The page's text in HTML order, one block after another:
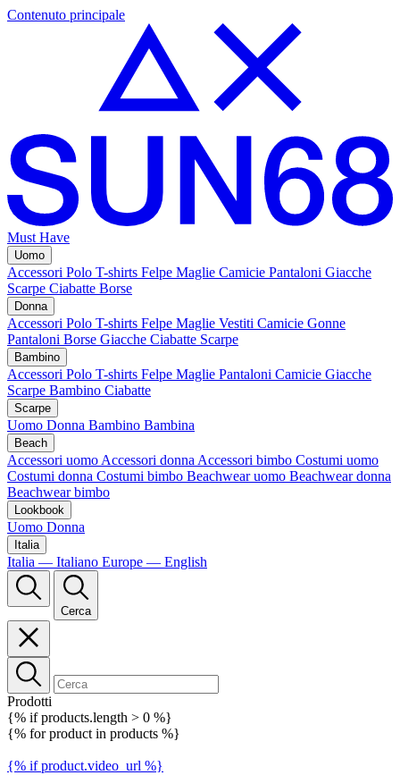
Contenuto principale
Must Have
Uomo
Accessori Polo T-shirts Felpe Maglie Camicie Pantaloni Giacche
Scarpe Ciabatte Borse
Donna
Accessori Polo T-shirts Felpe Maglie Vestiti Camicie Gonne
Pantaloni Borse Giacche Ciabatte Scarpe
Bambino
Accessori Polo T-shirts Felpe Maglie Pantaloni Camicie Giacche
Scarpe Bambino Ciabatte
Scarpe
Uomo Donna Bambino Bambina
Beach
Accessori uomo Accessori donna Accessori bimbo Costumi uomo
Costumi donna Costumi bimbo Beachwear uomo Beachwear donna
Beachwear bimbo
Lookbook
Uomo Donna
Italia
Italia — Italiano Europe — English
Cerca
Prodotti
{% if products.length > 0 %}
{% for product in products %}
{% if product.video_url %}